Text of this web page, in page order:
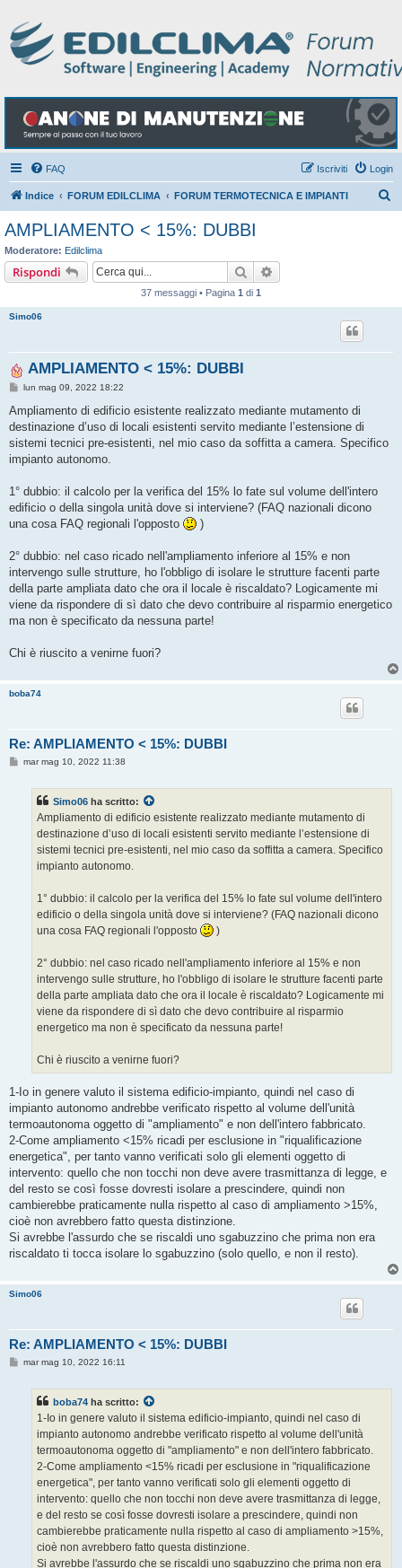
FAQ Login
Iscriviti
Indice FORUM EDILCLIMA FORUM TERMOTECNICA E IMPIANTI
AMPLIAMENTO < 15%: DUBBI
Moderatore: Edilclima
Rispondi Cerca
37 messaggi • Pagina 1 di 1
Simo06
AMPLIAMENTO < 15%: DUBBI
M
s
a
g
i
lun mag 09, 2022 18:22
Ampliamento di edificio esistente realizzato mediante mutamento di
destinazione d’uso di locali esistenti servito mediante l’estensione di
sistemi tecnici pre-esistenti, nel mio caso da soffitta a camera. Specifico
impianto autonomo.
1° dubbio: il calcolo per la verifica del 15% lo fate sul volume dell'intero
edificio o della singola unità dove si interviene? (FAQ nazionali dicono
una cosa FAQ regionali l'opposto
)
2° dubbio: nel caso ricado nell'ampliamento inferiore al 15% e non
intervengo sulle strutture, ho l'obbligo di isolare le strutture facenti parte
della parte ampliata dato che ora il locale è riscaldato? Logicamente mi
viene da rispondere di sì dato che devo contribuire al risparmio energetico
ma non è specificato da nessuna parte!
Chi è riuscito a venirne fuori?
boba74
Re: AMPLIAMENTO < 15%: DUBBI
Mmar mag 10, 2022 11:38
Simo06 ha scritto:
Ampliamento di edificio esistente realizzato mediante mutamento di
destinazione d’uso di locali esistenti servito mediante l’estensione di
sistemi tecnici pre-esistenti, nel mio caso da soffitta a camera. Specifico
impianto autonomo.
1° dubbio: il calcolo per la verifica del 15% lo fate sul volume dell'intero
edificio o della singola unità dove si interviene? (FAQ nazionali dicono
una cosa FAQ regionali l'opposto
)
2° dubbio: nel caso ricado nell'ampliamento inferiore al 15% e non
intervengo sulle strutture, ho l'obbligo di isolare le strutture facenti parte
della parte ampliata dato che ora il locale è riscaldato? Logicamente mi
viene da rispondere di sì dato che devo contribuire al risparmio
energetico ma non è specificato da nessuna parte!
Chi è riuscito a venirne fuori?
1-Io in genere valuto il sistema edificio-impianto, quindi nel caso di
impianto autonomo andrebbe verificato rispetto al volume dell'unità
termoautonoma oggetto di "ampliamento" e non dell'intero fabbricato.
2-Come ampliamento <15% ricadi per esclusione in "riqualificazione
energetica", per tanto vanno verificati solo gli elementi oggetto di
intervento: quello che non tocchi non deve avere trasmittanza di legge, e
del resto se così fosse dovresti isolare a prescindere, quindi non
cambierebbe praticamente nulla rispetto al caso di ampliamento >15%,
cioè non avrebbero fatto questa distinzione.
Si avrebbe l'assurdo che se riscaldi uno sgabuzzino che prima non era
riscaldato ti tocca isolare lo sgabuzzino (solo quello, e non il resto).
Simo06
Re: AMPLIAMENTO < 15%: DUBBI
Mmar mag 10, 2022 16:11
boba74 ha scritto:
1-Io in genere valuto il sistema edificio-impianto, quindi nel caso di
impianto autonomo andrebbe verificato rispetto al volume dell'unità
termoautonoma oggetto di "ampliamento" e non dell'intero fabbricato.
2-Come ampliamento <15% ricadi per esclusione in "riqualificazione
energetica", per tanto vanno verificati solo gli elementi oggetto di
intervento: quello che non tocchi non deve avere trasmittanza di legge,
e del resto se così fosse dovresti isolare a prescindere, quindi non
cambierebbe praticamente nulla rispetto al caso di ampliamento >15%,
cioè non avrebbero fatto questa distinzione.
Si avrebbe l'assurdo che se riscaldi uno sgabuzzino che prima non era